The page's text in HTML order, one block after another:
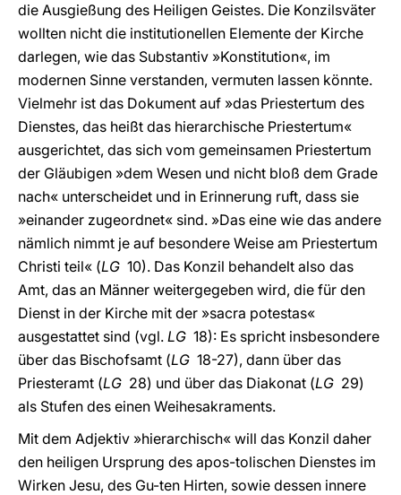
die Ausgießung des Heiligen Geistes. Die Konzilsväter
wollten nicht die institutionellen Elemente der Kirche
darlegen, wie das Substantiv »Konstitution«, im
modernen Sinne verstanden, vermuten lassen könnte.
Vielmehr ist das Dokument auf »das Priestertum des
Dienstes, das heißt das hierarchische Priestertum«
ausgerichtet, das sich vom gemeinsamen Priestertum
der Gläubigen »dem Wesen und nicht bloß dem Grade
nach« unterscheidet und in Erinnerung ruft, dass sie
»einander zugeordnet« sind. »Das eine wie das andere
nämlich nimmt je auf besondere Weise am Priestertum
Christi teil« (LG 10). Das Konzil behandelt also das
Amt, das an Männer weitergegeben wird, die für den
Dienst in der Kirche mit der »sacra potestas«
ausgestattet sind (vgl. LG 18): Es spricht insbesondere
über das Bischofsamt (LG 18-27), dann über das
Priesteramt (LG 28) und über das Diakonat (LG 29)
als Stufen des einen Weihesakraments.
Mit dem Adjektiv »hierarchisch« will das Konzil daher
den heiligen Ursprung des apos-tolischen Dienstes im
Wirken Jesu, des Gu-ten Hirten, sowie dessen innere